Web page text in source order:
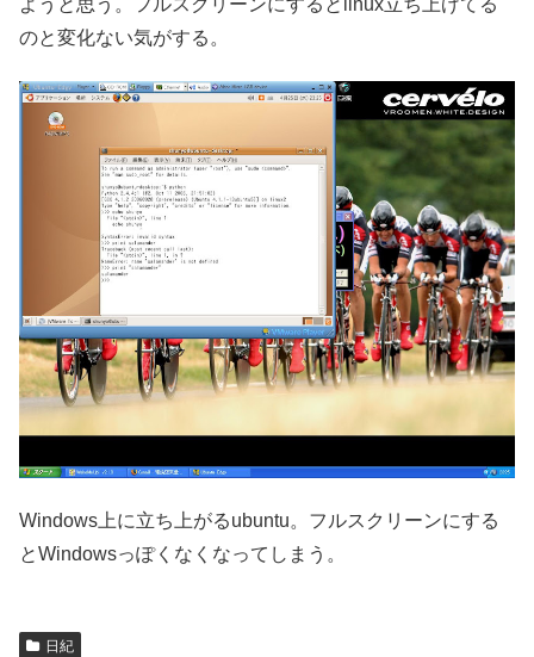
のと変化ない気がする。
Windows上に立ち上がるubuntu。フルスクリーンにする
とWindowsっぽくなくなってしまう。
日紀